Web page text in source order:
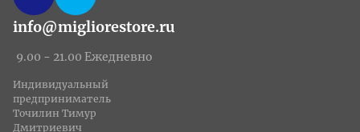
info@migliorestore.ru
9.00 - 21.00 Ежедневно
Индивидуальный
предприниматель
Точилин Тимур
Дмитриевич